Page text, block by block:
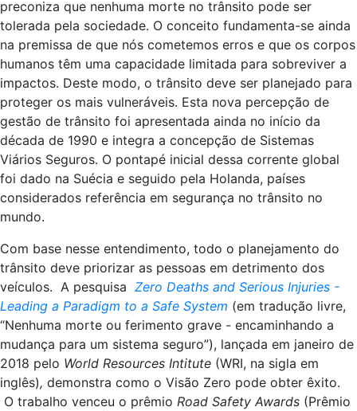
preconiza que nenhuma morte no trânsito pode ser
tolerada pela sociedade. O conceito fundamenta-se ainda
na premissa de que nós cometemos erros e que os corpos
humanos têm uma capacidade limitada para sobreviver a
impactos. Deste modo, o trânsito deve ser planejado para
proteger os mais vulneráveis. Esta nova percepção de
gestão de trânsito foi apresentada ainda no início da
década de 1990 e integra a concepção de Sistemas
Viários Seguros. O pontapé inicial dessa corrente global
foi dado na Suécia e seguido pela Holanda, países
considerados referência em segurança no trânsito no
mundo.
Com base nesse entendimento, todo o planejamento do
trânsito deve priorizar as pessoas em detrimento dos
veículos. A pesquisa Zero Deaths and Serious Injuries -
Leading a Paradigm to a Safe System (em tradução livre,
“Nenhuma morte ou ferimento grave - encaminhando a
mudança para um sistema seguro”), lançada em janeiro de
2018 pelo World Resources Intitute (WRI, na sigla em
inglês), demonstra como o Visão Zero pode obter êxito.
O trabalho venceu o prêmio Road Safety Awards (Prêmio